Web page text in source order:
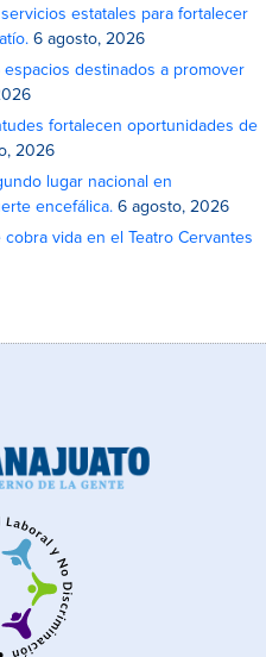
estatales para fortalecer
6 agosto, 2026
destinados a promover
fortalecen oportunidades de
2026
lugar nacional en
encefálica. 6 agosto, 2026
vida en el Teatro Cervantes